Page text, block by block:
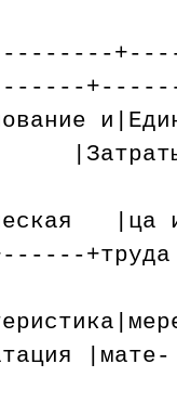
+труда